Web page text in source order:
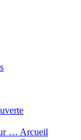
… Arcueil